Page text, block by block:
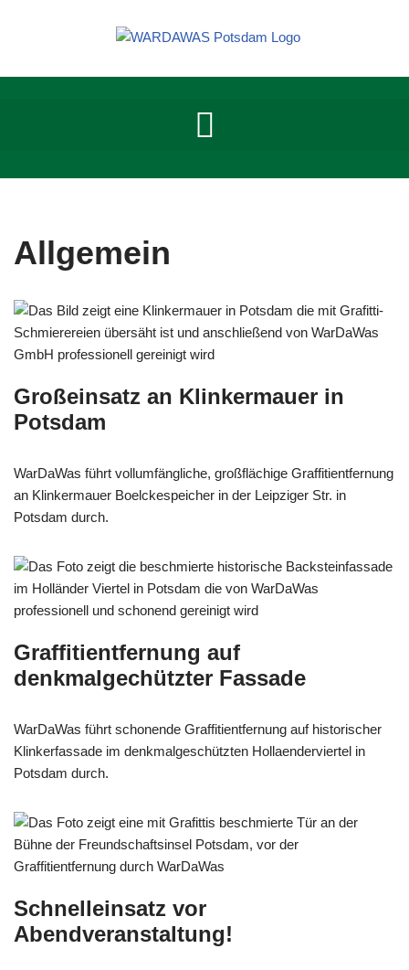
Allgemein
Großeinsatz an Klinkermauer in
Potsdam
WarDaWas führt vollumfängliche, großflächige Graffitientfernung
an Klinkermauer Boelckespeicher in der Leipziger Str. in
Potsdam durch.
Graffitientfernung auf
denkmalgechützter Fassade
WarDaWas führt schonende Graffitientfernung auf historischer
Klinkerfassade im denkmalgeschützten Hollaenderviertel in
Potsdam durch.
Schnelleinsatz vor
Abendveranstaltung!